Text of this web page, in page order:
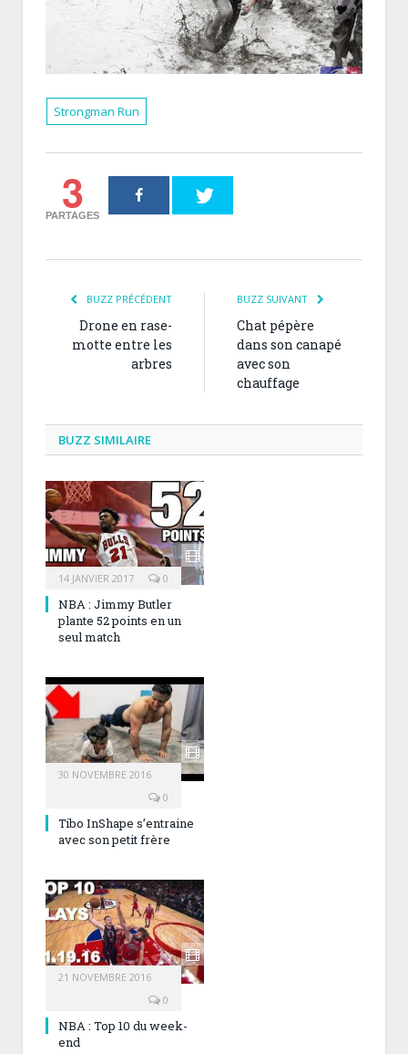
Strongman Run
3
PARTAGES
BUZZ PRÉCÉDENT
Drone en rase-
motte entre les
arbres
BUZZ SUIVANT
Chat pépère
dans son canapé
avec son
chauffage
BUZZ SIMILAIRE
14 JANVIER 2017 0
NBA : Jimmy Butler
plante 52 points en un
seul match
30 NOVEMBRE 2016
0
Tibo InShape s’entraine
avec son petit frère
21 NOVEMBRE 2016
0
NBA : Top 10 du week-
end